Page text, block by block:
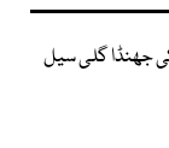
جھنڈا گلی سیل